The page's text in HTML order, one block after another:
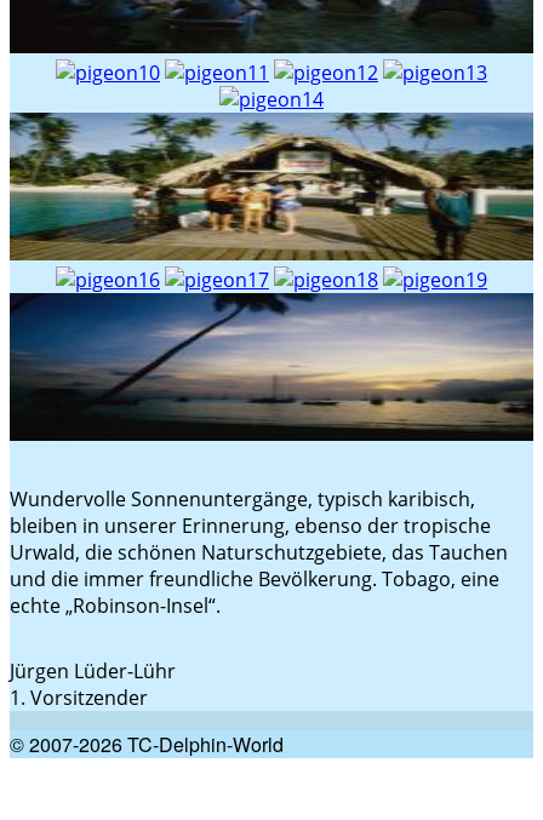
Wundervolle Sonnenuntergänge, typisch karibisch,
bleiben in unserer Erinnerung, ebenso der tropische
Urwald, die schönen Naturschutzgebiete, das Tauchen
und die immer freundliche Bevölkerung. Tobago, eine
echte „Robinson-Insel“.
Jürgen Lüder-Lühr
1. Vorsitzender
© 2007-2026 TC-Delphin-World